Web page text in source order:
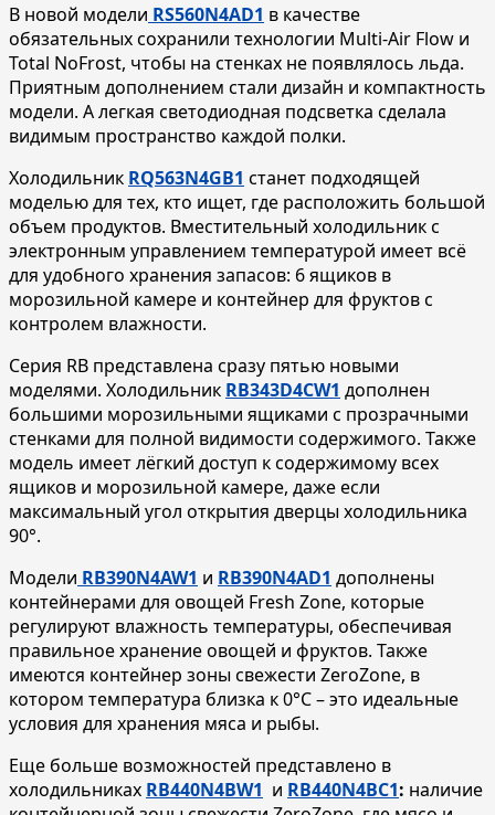
В новой модели RS560N4AD1 в качестве
обязательных сохранили технологии Multi-Air Flow и
Total NoFrost, чтобы на стенках не появлялось льда.
Приятным дополнением стали дизайн и компактность
модели. А легкая светодиодная подсветка сделала
видимым пространство каждой полки.
Холодильник RQ563N4GB1 станет подходящей
моделью для тех, кто ищет, где расположить большой
объем продуктов. Вместительный холодильник с
электронным управлением температурой имеет всё
для удобного хранения запасов: 6 ящиков в
морозильной камере и контейнер для фруктов с
контролем влажности.
Серия RB представлена сразу пятью новыми
моделями. Холодильник RB343D4CW1 дополнен
большими морозильными ящиками с прозрачными
стенками для полной видимости содержимого. Также
модель имеет лёгкий доступ к содержимому всех
ящиков и морозильной камере, даже если
максимальный угол открытия дверцы холодильника
90°.
Модели RB390N4AW1 и RB390N4AD1 дополнены
контейнерами для овощей Fresh Zone, которые
регулируют влажность температуры, обеспечивая
правильное хранение овощей и фруктов. Также
имеются контейнер зоны свежести ZeroZone, в
котором температура близка к 0°С – это идеальные
условия для хранения мяса и рыбы.
Еще больше возможностей представлено в
холодильниках RB440N4BW1 и RB440N4BC1: наличие